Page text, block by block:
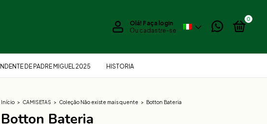
Olá! Faça login
Ou cadastre-se
0
DE PADRE MIGUEL 2025 HISTORIA
Início > CAMISETAS > Coleção Não existe mais quente > Botton Bateria
Botton Bateria